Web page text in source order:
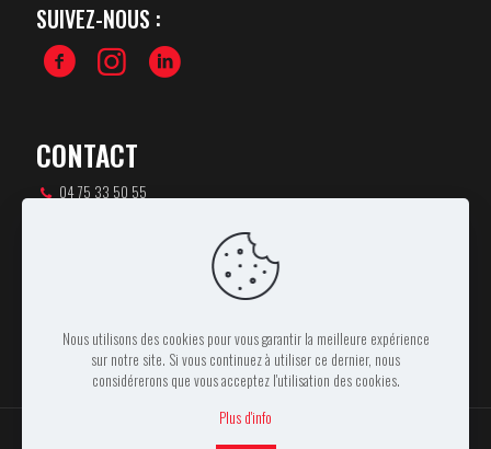
SUIVEZ-NOUS :
CONTACT
04 75 33 50 55
Nous utilisons des cookies pour vous garantir la meilleure expérience
sur notre site. Si vous continuez à utiliser ce dernier, nous
considérerons que vous acceptez l'utilisation des cookies.
Plus d'info